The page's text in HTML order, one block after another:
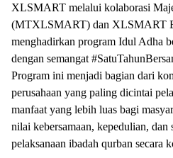
XLSMART melalui kolaborasi
(MTXLSMART) dan XLSMART
menghadirkan program Idul Adha
dengan semangat
Program ini menjadi bagian dari
perusahaan yang paling dicintai
manfaat yang lebih luas bagi
nilai kebersamaan, kepedulian, dan
pelaksanaan ibadah qurban secara